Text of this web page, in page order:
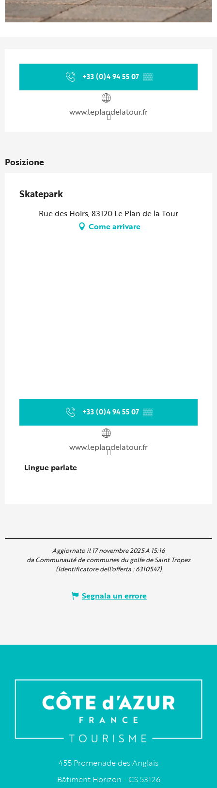
+33 (0)4 94 55 07 ▒▒
www.leplandelatour.fr
Posizione
Skatepark
Rue des Hoirs, 83120 Le Plan de la Tour
Come arrivare
+33 (0)4 94 55 07 ▒▒
www.leplandelatour.fr
Lingue parlate
Lingue parlate
Aggiornato il 17 novembre 2025 A 15:16
da Communauté de communes du golfe de Saint Tropez
(Identificatore dell'offerta :6310547)
Segnala un errore
455 Promenade des Anglais
Bâtiment Horizon - CS 53126